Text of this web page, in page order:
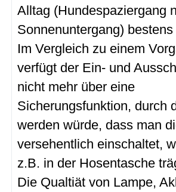
Alltag (Hundespaziergang
Sonnenuntergang)
Im Vergleich zu einem
verfügt der Ein- und
nicht mehr über eine
Sicherungsfunktion, durch
werden würde, dass man
versehentlich einschaltet,
z.B. in der Hosentasche
Die Qualtiät von Lampe,